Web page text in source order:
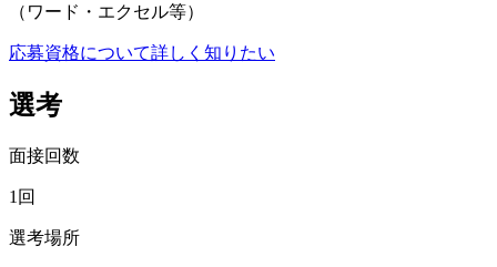
（ワード・エクセル等）
応募資格について詳しく知りたい
選考
面接回数
1回
選考場所